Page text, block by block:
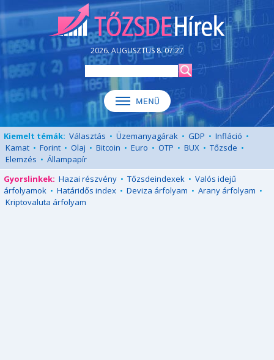
2026. AUGUSZTUS 8. 07:27
Kiemelt témák: Választás • Üzemanyagárak • GDP • Infláció •
Kamat • Forint • Olaj • Bitcoin • Euro • OTP • BUX • Tőzsde •
Elemzés • Állampapír
Gyorslinkek: Hazai részvény • Tőzsdeindexek • Valós idejű
árfolyamok • Határidős index • Deviza árfolyam • Arany árfolyam •
Kriptovaluta árfolyam